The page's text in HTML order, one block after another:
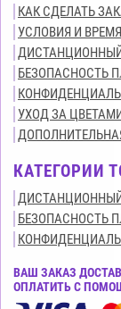
КАК СДЕЛАТЬ
УСЛОВИЯ И
БЕЗОПАСНОСТЬ
УХОД ЗА
КАТЕГОРИИ
БЕЗОПАСНОСТЬ
ВАШ ЗАКАЗ
ОПЛАТИТЬ С